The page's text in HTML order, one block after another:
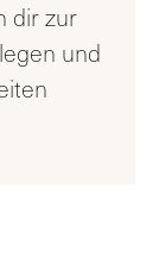
dir zur
und